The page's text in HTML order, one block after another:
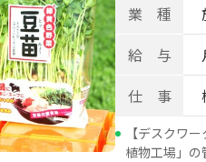
業 種
給 与
仕 事
【デスクワ
植物工場」の